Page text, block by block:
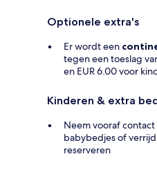
Optionele extra's
Er wordt een
tegen een toeslag
en EUR 6.00 voor
Kinderen & extra
Neem vooraf
babybedjes of
reserveren